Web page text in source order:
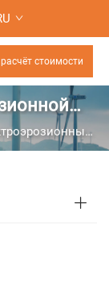
стоимости
Станок С Погружением